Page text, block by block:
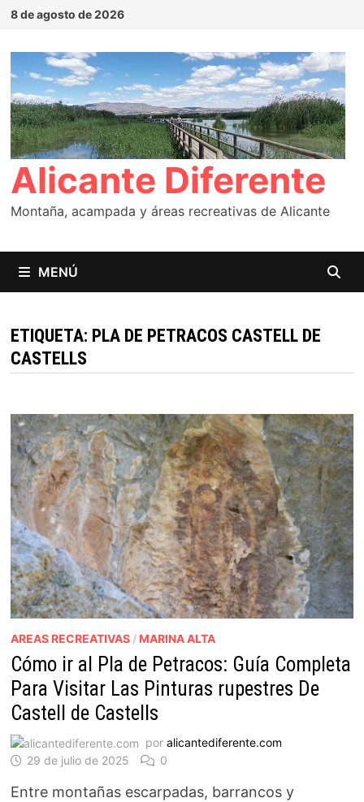
Saltar
contenido
8 de agosto de 2026
Alicante Diferente
Montaña, acampada y áreas recreativas de Alicante
MENÚ
ETIQUETA: PLA DE PETRACOS CASTELL DE
CASTELLS
AREAS RECREATIVAS/ MARINA ALTA
Cómo ir al Pla de Petracos: Guía Completa
Para Visitar Las Pinturas rupestres De
Castell de Castells
por alicantediferente.com
29 de julio de 2025
0
Entre montañas escarpadas, barrancos y